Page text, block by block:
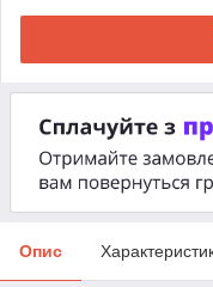
Опис